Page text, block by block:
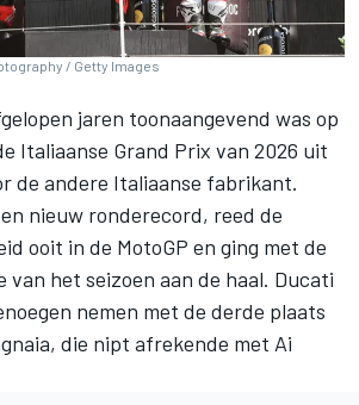
/ Getty Images
jaren toonaangevend was op
Italiaanse Grand Prix van 2026 uit
de andere Italiaanse fabrikant.
nieuw ronderecord, reed de
ooit in de MotoGP en ging met de
van het seizoen aan de haal. Ducati
nemen met de derde plaats
, die nipt afrekende met Ai